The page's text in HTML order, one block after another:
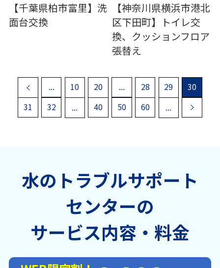
【千葉県柏市富里】洗
面台交換
【神奈川県横浜市港北
区下田町】トイレ交
換、クッションフロア
張替え
« ... 10 20 ... 28 29
30
31
32 ... 40 50 60 ... »
水のトラブルサポート
センターの
サービス内容・料金